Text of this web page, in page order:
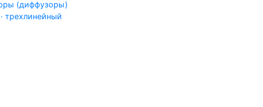
(диффузоры)
трехлинейный